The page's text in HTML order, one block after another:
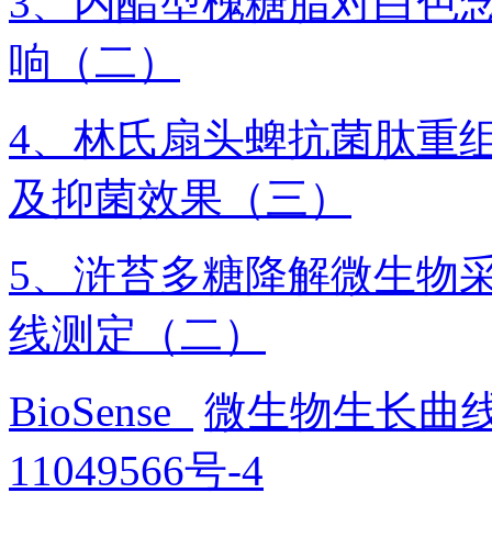
响（二）
4、林氏扇头蜱抗菌肽重
及抑菌效果（三）
5、浒苔多糖降解微生物
线测定（二）
BioSense
微生物生长曲
11049566号-4